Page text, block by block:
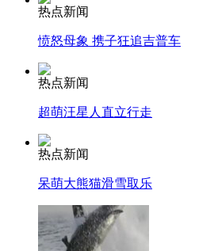
热点新闻
愤怒母象 携子狂追吉普车
热点新闻
超萌汪星人直立行走
热点新闻
呆萌大熊猫滑雪取乐